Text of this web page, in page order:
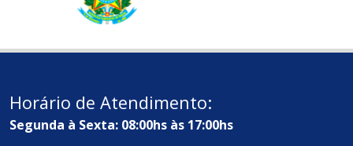
Horário de Atendimento:
Segunda à Sexta: 08:00hs às 17:00hs